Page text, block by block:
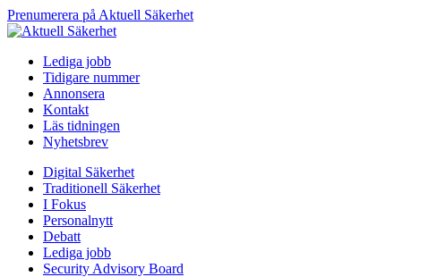
Prenumerera på Aktuell Säkerhet
Lediga jobb
Tidigare nummer
Annonsera
Kontakt
Läs tidningen
Nyhetsbrev
Digital Säkerhet
Traditionell Säkerhet
I Fokus
Personalnytt
Debatt
Lediga jobb
Security Advisory Board